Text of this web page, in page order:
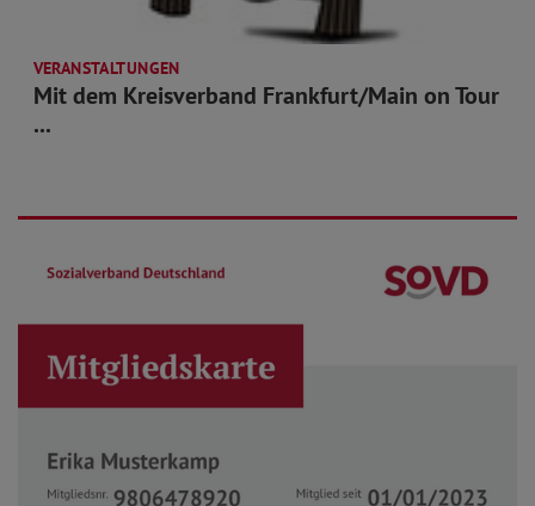
VERANSTALTUNGEN
Mit dem Kreisverband Frankfurt/Main on Tour
...